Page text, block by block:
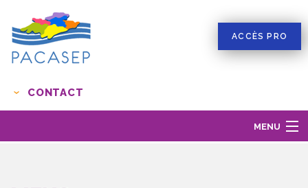
ACCÈS PRO
CONTACT
MENU